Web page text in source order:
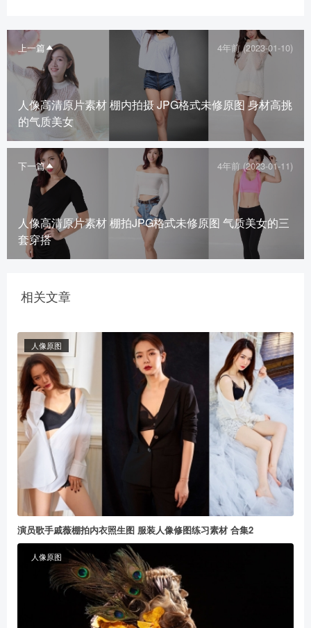
上一篇 4年前 (2023-01-10)
人像高清原片素材 棚内拍摄 JPG格式未修原图 身材高挑
的气质美女
下一篇 4年前 (2023-01-11)
人像高清原片素材 棚拍JPG格式未修原图 气质美女的三
套穿搭
相关文章
人像原图
演员歌手戚薇棚拍内衣照生图 服装人像修图练习素材 合集2
人像原图